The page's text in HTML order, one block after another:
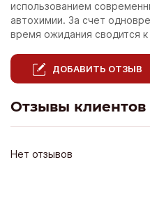
использованием
автохимии. За счет
время ожидания сводится
ДОБАВИТЬ ОТЗЫВ
Отзывы клиентов
Нет отзывов